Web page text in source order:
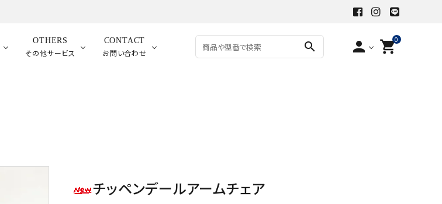
OTHERS
その他サービス
CONTACT
お問い合わせ search person 0
shopping_cart
チッペンデールアームチェア